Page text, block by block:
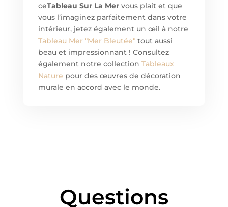
ceTableau Sur La Mervous plait et que
vous l’imaginez parfaitement dans votre
intérieur, jetez également un œil à notre
Tableau Mer "Mer Bleutée"tout aussi
beau et impressionnant ! Consultez
également notre collection Tableaux
Nature pour des œuvres de décoration
murale en accord avec le monde.
Questions